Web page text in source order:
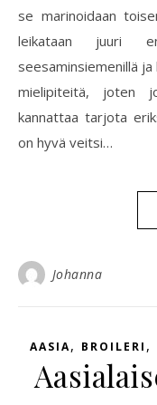
se marinoidaan
leikataan juuri
seesaminsiemenillä
mielipiteitä, joten
kannattaa tarjota
on hyvä veitsi…
Johanna
AASIA, BROILERI ,